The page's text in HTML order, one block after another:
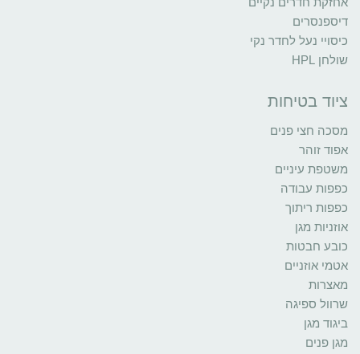
דיספנסרים
כיסויי נעל לחדר נקי
שולחן HPL
ציוד בטיחות
מסכה חצי פנים
אפוד זוהר
משטפת עיניים
כפפות עבודה
כפפות ריתוך
אוזניות מגן
כובע חבטות
אטמי אוזניים
מאצרות
שרוול ספיגה
ביגוד מגן
מגן פנים